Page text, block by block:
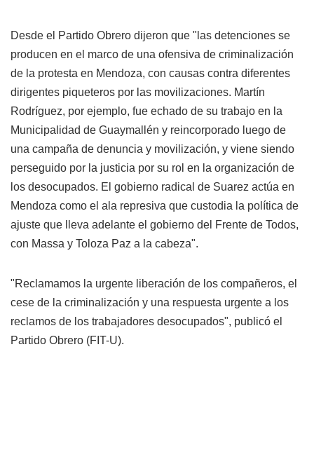
Desde el Partido Obrero dijeron que "las detenciones se
producen en el marco de una ofensiva de criminalización
de la protesta en Mendoza, con causas contra diferentes
dirigentes piqueteros por las movilizaciones. Martín
Rodríguez, por ejemplo, fue echado de su trabajo en la
Municipalidad de Guaymallén y reincorporado luego de
una campaña de denuncia y movilización, y viene siendo
perseguido por la justicia por su rol en la organización de
los desocupados. El gobierno radical de Suarez actúa en
Mendoza como el ala represiva que custodia la política de
ajuste que lleva adelante el gobierno del Frente de Todos,
con Massa y Toloza Paz a la cabeza".
"Reclamamos la urgente liberación de los compañeros, el
cese de la criminalización y una respuesta urgente a los
reclamos de los trabajadores desocupados", publicó el
Partido Obrero (FIT-U).